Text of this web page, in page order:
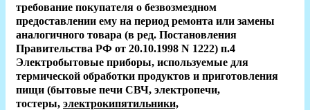
требование покупателя о безвозмездном
предоставлении ему на период ремонта или замены
аналогичного товара (в ред. Постановления
Правительства РФ от 20.10.1998 N 1222) п.4
Электробытовые приборы, используемые для
термической обработки продуктов и приготовления
пищи (бытовые печи СВЧ, электропечи,
тостеры, электрокипятильники,